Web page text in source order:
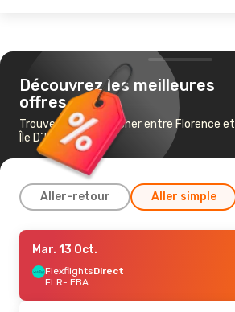
Découvrez les meilleures
offres
Trouvez un vol pas cher entre Florence et
Île D´Elbe
Aller-retour Aller simple
Ven. 2 Oct.- Dim. 4 Oct.
FlexflightsDirect
FLR- EBA
EBA- FLR
Mar. 13 Oct.
FlexflightsDirect
FLR- EBA